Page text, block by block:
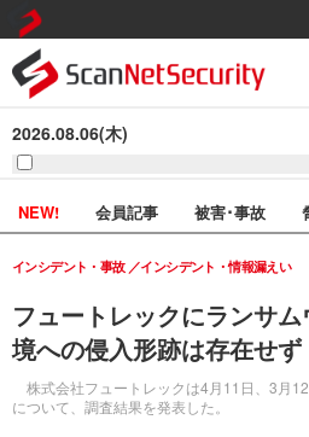
2026.08.06(木)
NEW! 会員記事 被害･事故
フュートレックにランサ
境への侵入形跡は存在せず
株式会社フュートレックは4月11日、3月
について、調査結果を発表した。
インシデント・事故 インシデント・情報漏えい